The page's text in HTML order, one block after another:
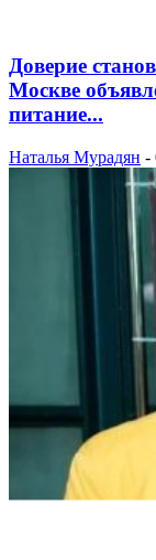
Доверие
Москве
питание...
Наталья Мурадян -